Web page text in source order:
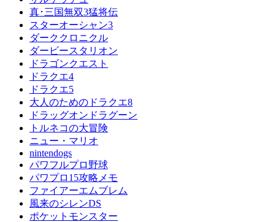
真･三国無双3猛将伝
スターオーシャン3
ダーククロニクル
ダービースタリオン
ドラゴンクエスト
ドラクエ4
ドラクエ5
大人のためのドラクエ8
ドラッグオンドラグーン
トルネコの大冒険
ニュー・マリオ
nintendogs
パワフルプロ野球
パワプロ15攻略メモ
ファイアーエムブレム
風来のシレンDS
ポケットモンスター